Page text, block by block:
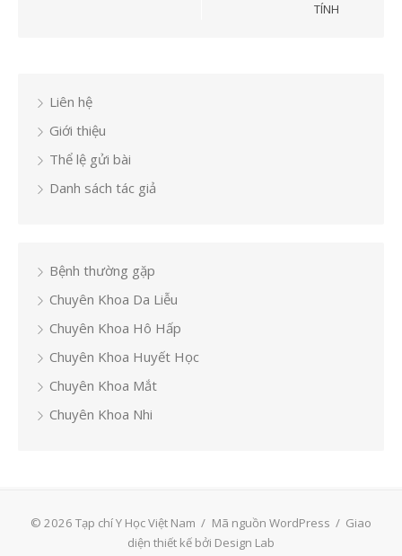
TÍNH
Liên hệ
Giới thiệu
Thể lệ gửi bài
Danh sách tác giả
Bệnh thường gặp
Chuyên Khoa Da Liễu
Chuyên Khoa Hô Hấp
Chuyên Khoa Huyết Học
Chuyên Khoa Mắt
Chuyên Khoa Nhi
© 2026 Tạp chí Y Học Việt Nam / Mã nguồn WordPress / Giao
diện thiết kế bởi Design Lab